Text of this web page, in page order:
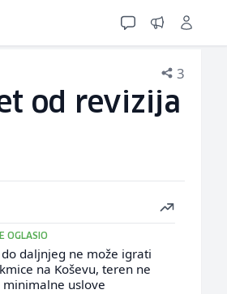
3
od revizija
OGLASIO
do daljnjeg ne može igrati
na Koševu, teren ne
uslove